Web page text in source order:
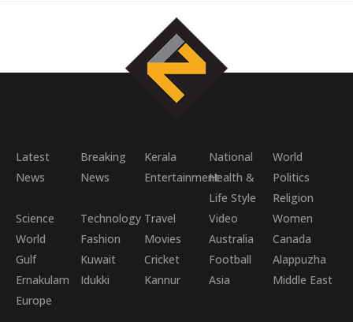
Latest
News
Breaking
News
Kerala National
World
EntertainmentHealth &
Life Style
Politics
Religion
Science
World
Technology Travel Video
Women
Fashion
Movies Australia
Canada
Gulf
Kuwait Cricket Football
Alappuzha
Ernakulam
Idukki Kannur Asia
Middle East
Europe